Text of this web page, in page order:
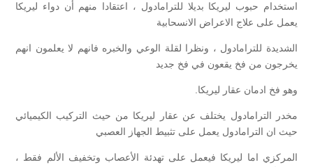
استخدام حبوب ليريكا بديلا للترامادول ، اعتقادا منهم أن دواء ليريكا
يعمل على علاج الاعراض الانسحابية
الشديدة للترامادول ، ونظرا لقلة الوعي والخبره فانهم لا يعلمون انهم
يخرجون من فخ يقعون في فخ جديد
وهو فخ ادمان عقار ليريكا.
مخدر الترامادول يختلف عن عقار ليريكا من حيث التركيب الكيميائي
حيث ان الترامادول يعمل على تثبيط الجهاز العصبي
المركزي اما ليريكا فيعمل على تهدئة الأعصاب وتخفيف الألم فقط ،